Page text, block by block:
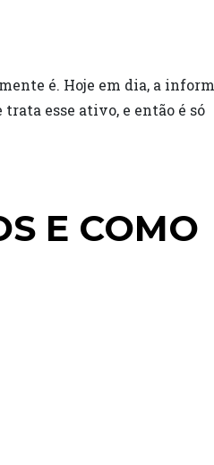
é. Hoje em dia, a
esse ativo, e então é só
E COMO